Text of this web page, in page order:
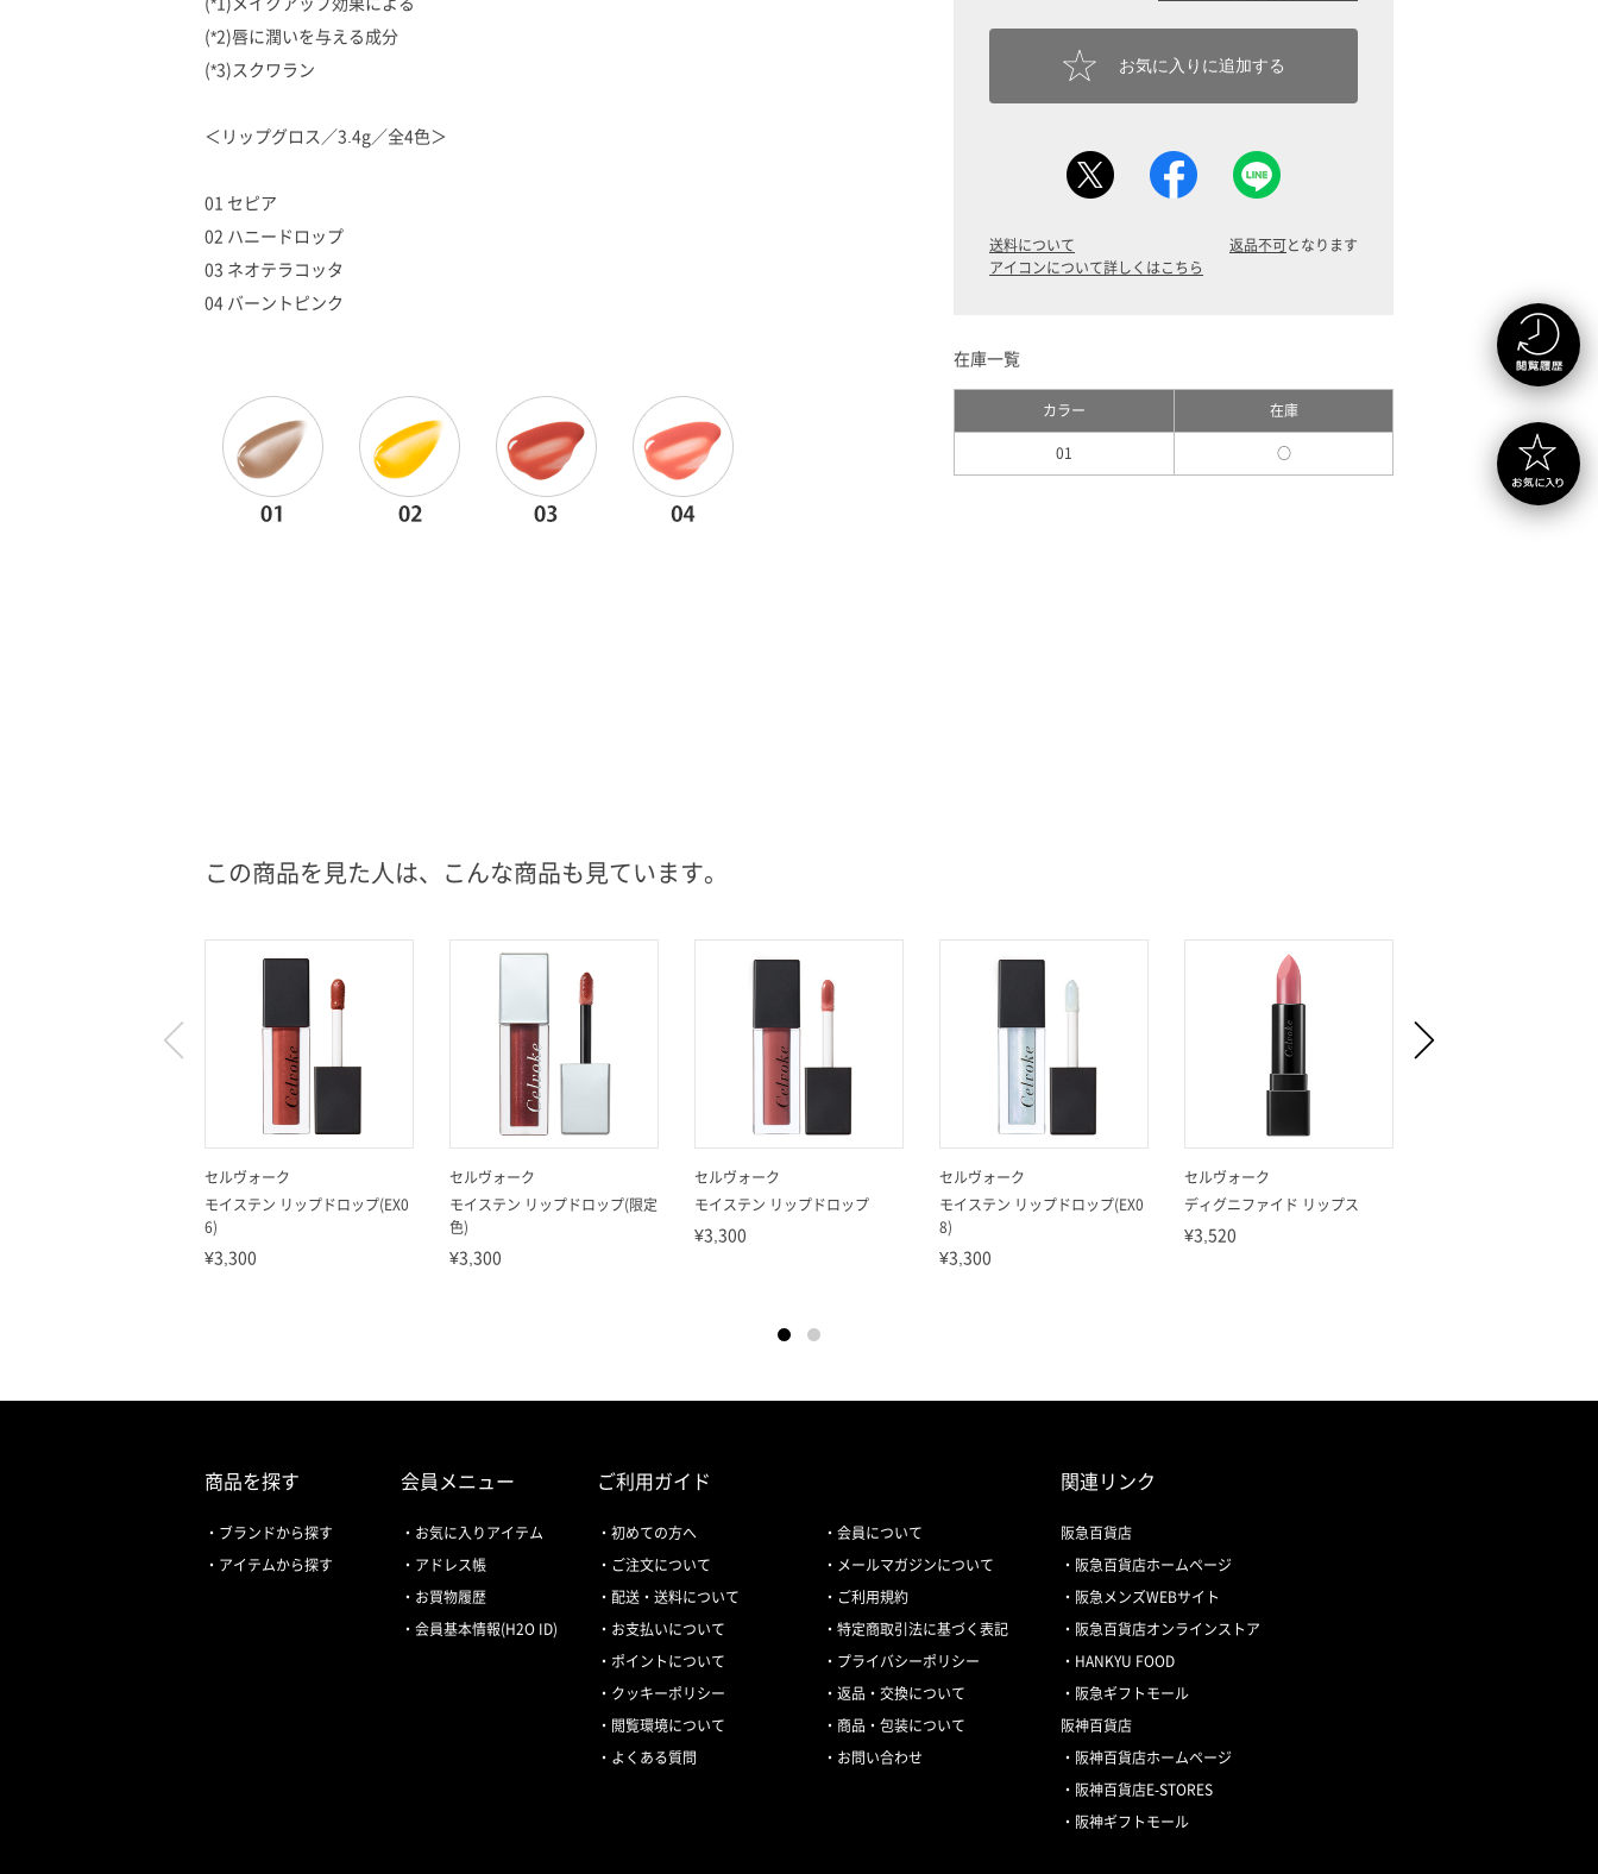
(*2)唇に潤いを与える成分
(*3)スクワラン
＜リップグロス／3.4g／全4色＞
01 セピア
02 ハニードロップ
03 ネオテラコッタ
04 バーントピンク
お気に入りに追加する
送料について
アイコンについて詳しくはこちら
返品不可となります
在庫一覧
カラー
在庫
01
○
この商品を見た人は、こんな商品も見ています。
セルヴォーク
モイステン リップドロップ(EX0
6)
¥3,300
セルヴォーク
モイステン リップドロップ(限定
色)
¥3,300
セルヴォーク
モイステン リップドロップ
¥3,300
セルヴォーク
モイステン リップドロップ(EX0
8)
¥3,300
セルヴォーク
ディグニファイド リップス
¥3,520
商品を探す
ブランドから探す
アイテムから探す
会員メニュー
お気に入りアイテム
アドレス帳
お買物履歴
会員基本情報(H2O ID)
ご利用ガイド
初めての方へ
会員について
ご注文について
メールマガジンについて
配送・送料について
ご利用規約
お支払いについて
特定商取引法に基づく表記
ポイントについて
プライバシーポリシー
クッキーポリシー
返品・交換について
閲覧環境について
商品・包装について
よくある質問
お問い合わせ
関連リンク
阪急百貨店
阪急百貨店ホームページ
阪急メンズWEBサイト
阪急百貨店オンラインストア
HANKYU FOOD
阪急ギフトモール
阪神百貨店
阪神百貨店ホームページ
阪神百貨店E-STORES
阪神ギフトモール